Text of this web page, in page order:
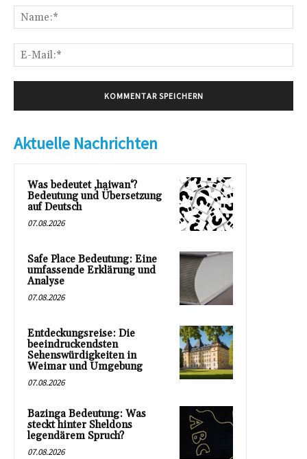
Aktuelle Nachrichten
Was bedeutet ‚haiwan‘?
Bedeutung und Übersetzung
auf Deutsch
07.08.2026
Safe Place Bedeutung: Eine
umfassende Erklärung und
Analyse
07.08.2026
Entdeckungsreise: Die
beeindruckendsten
Sehenswürdigkeiten in
Weimar und Umgebung
07.08.2026
Bazinga Bedeutung: Was
steckt hinter Sheldons
legendärem Spruch?
07.08.2026